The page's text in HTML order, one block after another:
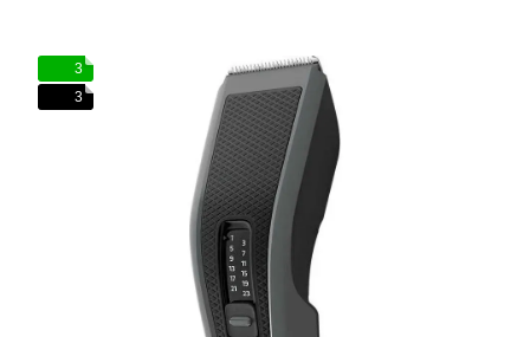
3
3